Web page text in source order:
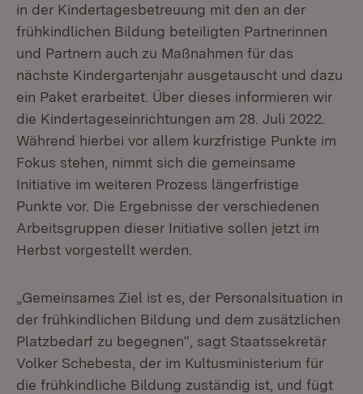
in der Kindertagesbetreuung mit den an der
frühkindlichen Bildung beteiligten Partnerinnen
und Partnern auch zu Maßnahmen für das
nächste Kindergartenjahr ausgetauscht und dazu
ein Paket erarbeitet. Über dieses informieren wir
die Kindertageseinrichtungen am 28. Juli 2022.
Während hierbei vor allem kurzfristige Punkte im
Fokus stehen, nimmt sich die gemeinsame
Initiative im weiteren Prozess längerfristige
Punkte vor. Die Ergebnisse der verschiedenen
Arbeitsgruppen dieser Initiative sollen jetzt im
Herbst vorgestellt werden.
„Gemeinsames Ziel ist es, der Personalsituation in
der frühkindlichen Bildung und dem zusätzlichen
Platzbedarf zu begegnen“, sagt Staatssekretär
Volker Schebesta, der im Kultusministerium für
die frühkindliche Bildung zuständig ist, und fügt